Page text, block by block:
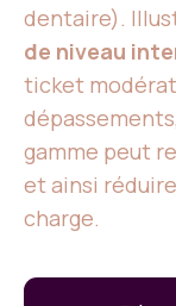
dentaire).
de niveau
ticket
gamme peut
et ainsi
charge.